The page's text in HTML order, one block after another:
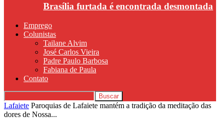
Brasília furtada é encontrada desmontada
Emprego
Colunistas
Tailane Alvim
José Carlos Vieira
Padre Paulo Barbosa
Fabiana de Paula
Contato
Lafaiete Paroquias de Lafaiete mantém a tradição da meditação das
dores de Nossa...